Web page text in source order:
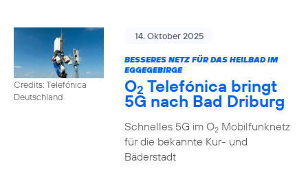
Credits: Telefónica
Deutschland
14. Oktober 2025
BESSERES NETZ FÜR DAS HEILBAD IM
EGGEGEBIRGE
O2 Telefónica bringt
5G nach Bad Driburg
Schnelles 5G im O2Mobilfunknetz
für die bekannte Kur- und
Bäderstadt